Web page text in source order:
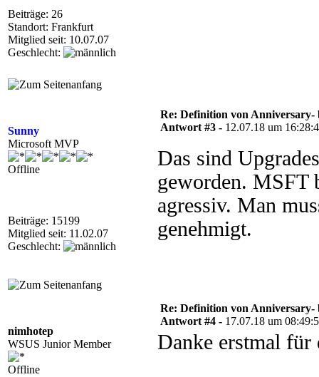
Beiträge: 26
Standort: Frankfurt
Mitglied seit: 10.07.07
Geschlecht:
Sunny
Microsoft MVP
Offline
Beiträge: 15199
Mitglied seit: 11.02.07
Geschlecht:
Re: Definition von Anniversary-
Antwort #3 - 12.07.18 um
Das sind
geworden. MSFT
agressiv. Man
genehmigt.
nimhotep
WSUS Junior Member
Offline
Re: Definition von Anniversary-
Antwort #4 - 17.07.18 um
Danke erstmal